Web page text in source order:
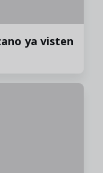
ya visten